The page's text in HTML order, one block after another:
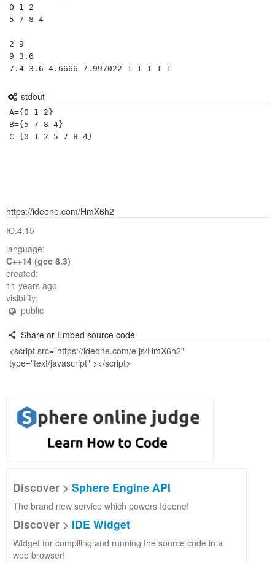
0 1 2
5 7 8 4
2 9
9 3.6
7.4 3.6 4.6666 7.997022 1 1 1 1 1
stdout
A={0 1 2}
B={5 7 8 4}
C={0 1 2 5 7 8 4}
https://ideone.com/HmX6h2
Ю.4.15
language:
C++14 (gcc 8.3)
created:
11 years ago
visibility:
public
Share or Embed source code
Discover > Sphere Engine API
The brand new service which powers Ideone!
Discover > IDE Widget
Widget for compiling and running the source code in a
web browser!